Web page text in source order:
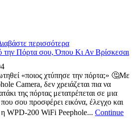
περισσότερα
την Πόρτα σου, Όπου Κι Αν Βρίσκεσαι
«ποιος χτύπησε την πόρτα;» 🤔Με
Camera, δεν χρειάζεται πια να
της πόρτας μετατρέπεται σε μια
σου προσφέρει εικόνα, έλεγχο και
WPD-200 WiFi Peephole... Continue